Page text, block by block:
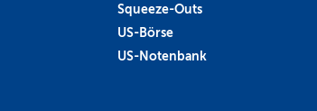
Squeeze-Outs
US-Börse
US-Notenbank